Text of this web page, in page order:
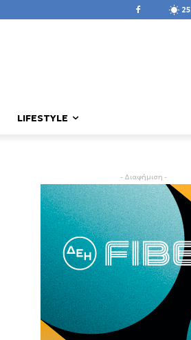
LIFESTYLE
- Διαφήμιση -